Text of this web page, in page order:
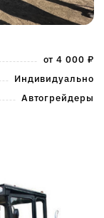
от 4 000 ₽
Индивидуально
Автогрейдеры